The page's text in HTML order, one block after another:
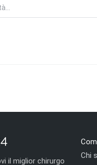
il miglior chirurgo
Chi